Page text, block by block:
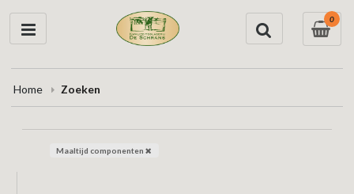
0
Home Zoeken
Maaltijd componenten